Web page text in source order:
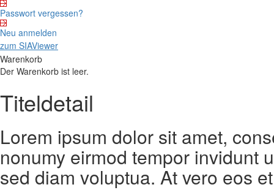
Passwort vergessen?
Neu anmelden
zum SIAViewer
Warenkorb
Der Warenkorb ist leer.
Titeldetail
Lorem ipsum dolor sit amet,
nonumy eirmod tempor invidunt
sed diam voluptua. At vero eos